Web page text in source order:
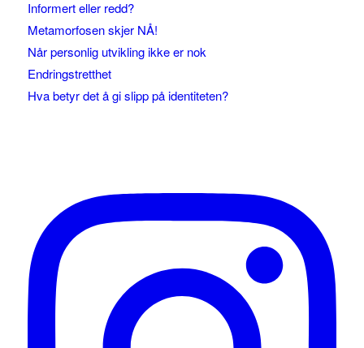
Informert eller redd?
Metamorfosen skjer NÅ!
Når personlig utvikling ikke er nok
Endringstretthet
Hva betyr det å gi slipp på identiteten?